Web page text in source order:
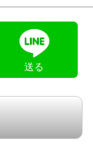
送る